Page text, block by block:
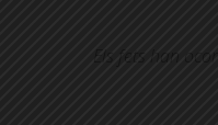
Els fets han